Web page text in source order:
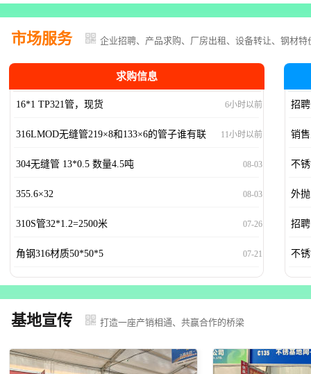
市场服务 企业招聘、产品求购、厂房出租、设备转让、钢材特
求购信息
16*1 TP321管，现货 6小时以前
316LMOD无缝管219×8和133×6的管子谁有联
11小时以前
304无缝管 13*0.5 数量4.5吨 08-03
355.6×32 08-03
310S管32*1.2=2500米 07-26
角钢316材质50*50*5 07-21
招
销
不
外
招
不
基地宣传 打造一座产销相通、共赢合作的桥梁